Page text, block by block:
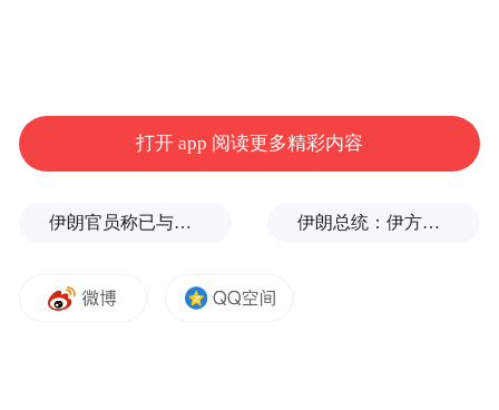
打开 app 阅读更多精彩内容
伊朗官员称已与阿曼就霍尔木兹海峡通行问题明确总体框架 伊朗总统：伊方未在涉谅解备忘录的谈判中作任何让步